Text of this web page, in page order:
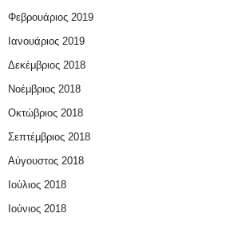
Φεβρουάριος 2019
Ιανουάριος 2019
Δεκέμβριος 2018
Νοέμβριος 2018
Οκτώβριος 2018
Σεπτέμβριος 2018
Αύγουστος 2018
Ιούλιος 2018
Ιούνιος 2018